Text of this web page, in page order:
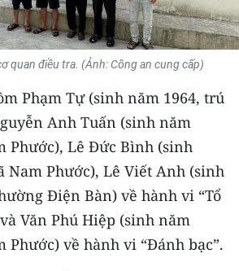
NGHỆ
TIN
SÂU
- MỖI XÃ
quan điều tra. (Ảnh: Công an cung cấp)
Phạm Tự (sinh năm 1964, trú
Anh Tuấn (sinh năm
Phước), Lê Đức Bình (sinh
Nam Phước), Lê Viết Anh (sinh
Điện Bàn) về hành vi “Tổ
Văn Phú Hiệp (sinh năm
Phước) về hành vi “Đánh bạc”.